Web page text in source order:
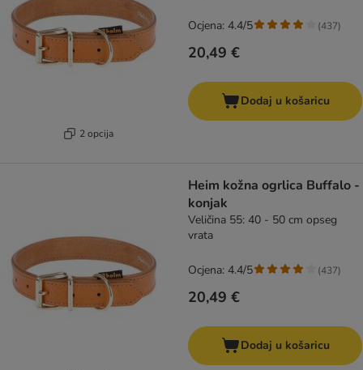
2 opcija
20,49 €
Ocjena: 4.4/5 (437)
Dodaj u košaricu
Heim kožna ogrlica Buffalo -
konjak
Veličina 55: 40 - 50 cm opseg
vrata
20,49 €
Ocjena: 4.4/5 (437)
Dodaj u košaricu